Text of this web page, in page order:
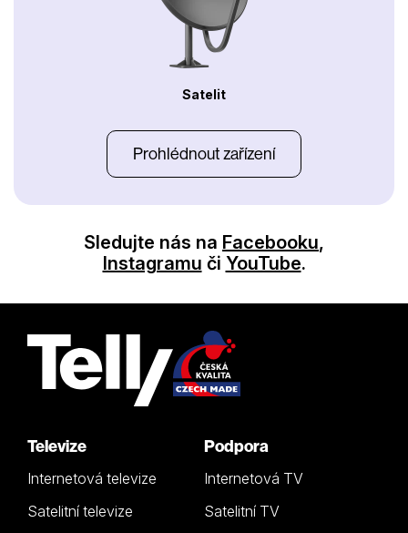
Satelit
Prohlédnout zařízení
Sledujte nás na Facebooku,
Instagramu či YouTube.
Televize
Internetová televize
Satelitní televize
Podpora
Internetová TV
Satelitní TV